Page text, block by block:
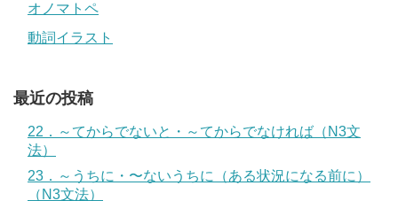
オノマトペ
動詞イラスト
最近の投稿
22．～てからでないと・～てからでなければ（N3文
法）
23．～うちに・〜ないうちに（ある状況になる前に）
（N3文法）